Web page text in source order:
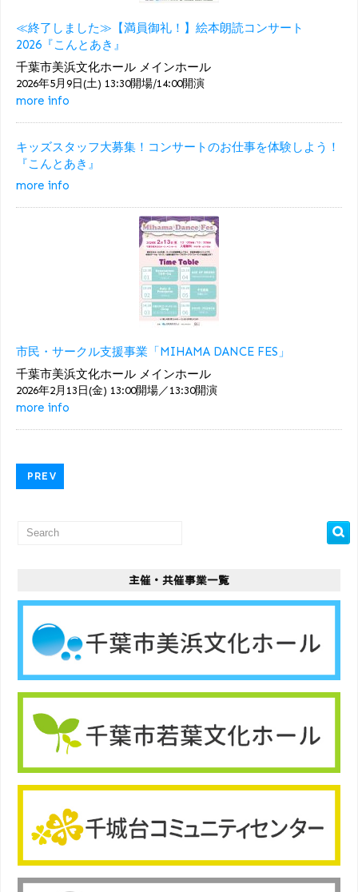
≪終了しました≫【満員御礼！】絵本朗読コンサート
2026『こんとあき』
千葉市美浜文化ホール メインホール
2026年5月9日(土) 13:30開場/14:00開演
more info
キッズスタッフ大募集！コンサートのお仕事を体験しよう！
『こんとあき』
more info
市民・サークル支援事業「MIHAMA DANCE FES」
千葉市美浜文化ホール メインホール
2026年2月13日(金) 13:00開場／13:30開演
more info
PREV
主催・共催事業一覧